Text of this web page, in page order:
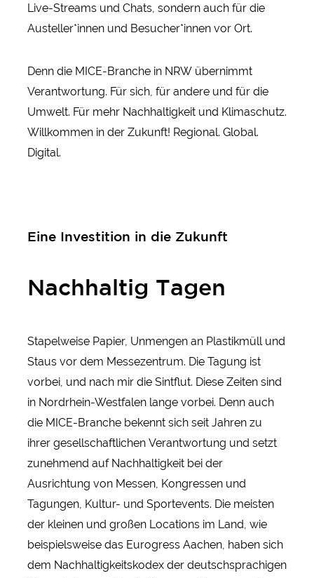
Live-Streams und Chats, sondern auch für die
Austeller*innen und Besucher*innen vor Ort.
Denn die MICE-Branche in NRW übernimmt
Verantwortung. Für sich, für andere und für die
Umwelt. Für mehr Nachhaltigkeit und Klimaschutz.
Willkommen in der Zukunft! Regional. Global.
Digital.
Eine Investition in die Zukunft
Nachhaltig Tagen
Stapelweise Papier, Unmengen an Plastikmüll und
Staus vor dem Messezentrum. Die Tagung ist
vorbei, und nach mir die Sintflut. Diese Zeiten sind
in Nordrhein-Westfalen lange vorbei. Denn auch
die MICE-Branche bekennt sich seit Jahren zu
ihrer gesellschaftlichen Verantwortung und setzt
zunehmend auf Nachhaltigkeit bei der
Ausrichtung von Messen, Kongressen und
Tagungen, Kultur- und Sportevents. Die meisten
der kleinen und großen Locations im Land, wie
beispielsweise das Eurogress Aachen, haben sich
dem Nachhaltigkeitskodex der deutschsprachigen